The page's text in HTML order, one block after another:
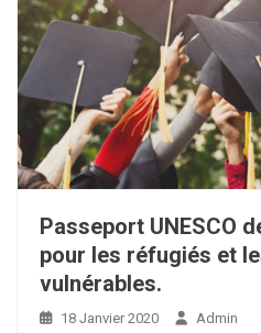
Passeport UNESCO
pour les réfugiés et
vulnérables.
18 Janvier 2020 Admin